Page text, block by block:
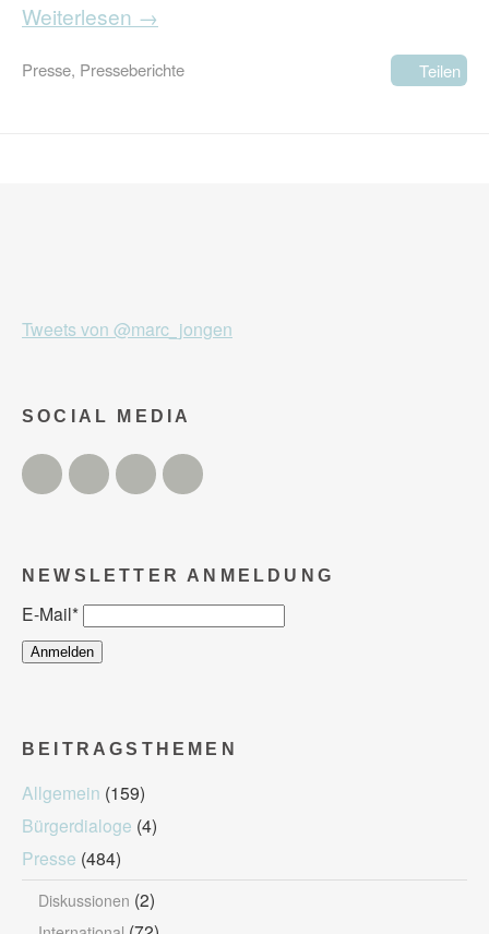
Weiterlesen →
Presse, Presseberichte Teilen
Tweets von @marc_jongen
SOCIAL MEDIA
Twitter FacebookInstagram
NEWSLETTER ANMELDUNG
E-Mail*
BEITRAGSTHEMEN
Allgemein (159)
Bürgerdialoge (4)
Presse (484)
Diskussionen (2)